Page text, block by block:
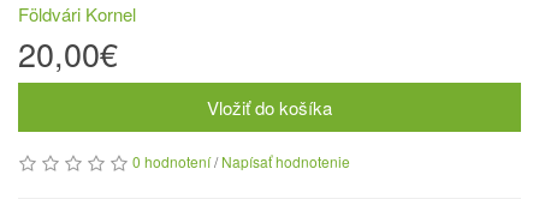
Földvári Kornel
20,00€
Vložiť do košíka
0 hodnotení/Napísať hodnotenie